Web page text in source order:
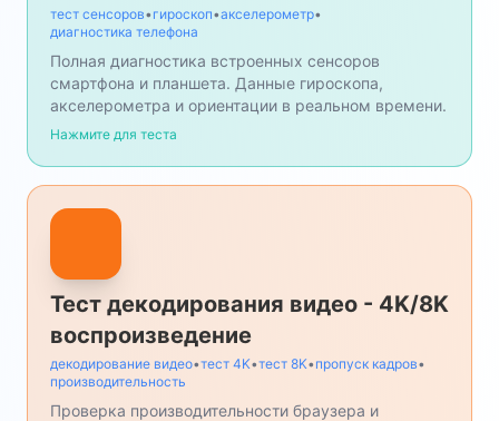
тест сенсоров•гироскоп•акселерометр•
диагностика телефона
Полная диагностика встроенных сенсоров
смартфона и планшета. Данные гироскопа,
акселерометра и ориентации в реальном времени.
Нажмите для теста
Тест декодирования видео - 4K/8K
воспроизведение
декодирование видео•тест 4K•тест 8K•пропуск кадров•
производительность
Проверка производительности браузера и